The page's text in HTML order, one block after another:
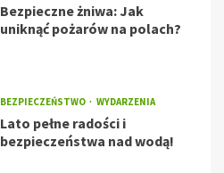
Bezpieczne żniwa: Jak
uniknąć pożarów na polach?
BEZPIECZEŃSTWO WYDARZENIA
Lato pełne radości i
bezpieczeństwa nad wodą!